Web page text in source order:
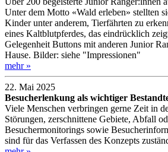
Unter dem Motto «Wald erleben» stellten
Kinder unter anderem, Tierfährten zu
eines Kaltblutpferdes, das eindrücklich
Gelegenheit Buttons mit anderen Junior
Hause. Bilder: siehe "Impressionen"
mehr »
22. Mai 2025
Besucherlenkung als wichtiger
Viele Menschen verbringen gerne Zeit in
Störungen, zerschnittene Gebiete, Abfall
Besuchermonitorings sowie
sind für das Verfassen des Konzepts